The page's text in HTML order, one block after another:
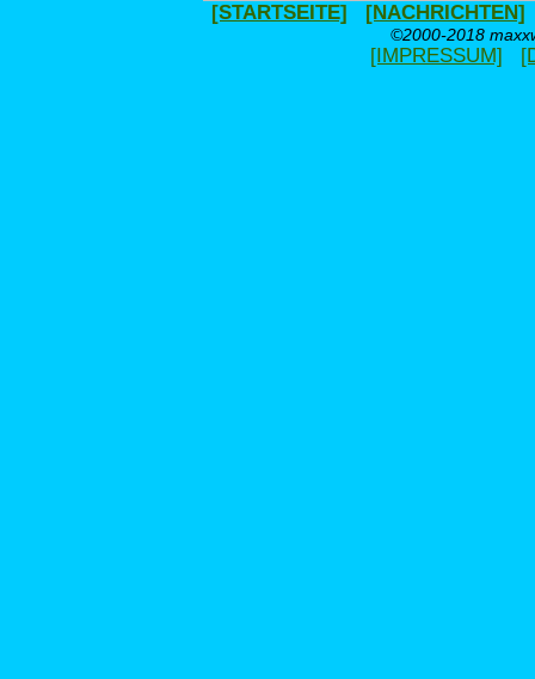
[STARTSEITE] [NACHRICHTEN]
©2000-2018
[IMPRESSUM]